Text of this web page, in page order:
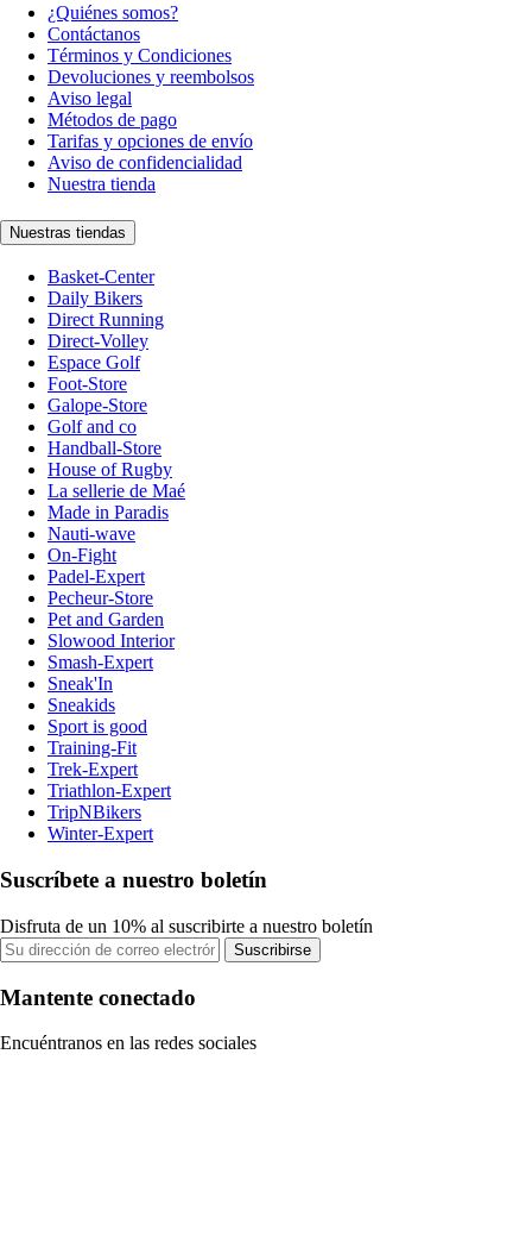
¿Quiénes somos?
Contáctanos
Términos y Condiciones
Devoluciones y reembolsos
Aviso legal
Métodos de pago
Tarifas y opciones de envío
Aviso de confidencialidad
Nuestra tienda
Nuestras tiendas
Basket-Center
Daily Bikers
Direct Running
Direct-Volley
Espace Golf
Foot-Store
Galope-Store
Golf and co
Handball-Store
House of Rugby
La sellerie de Maé
Made in Paradis
Nauti-wave
On-Fight
Padel-Expert
Pecheur-Store
Pet and Garden
Slowood Interior
Smash-Expert
Sneak'In
Sneakids
Sport is good
Training-Fit
Trek-Expert
Triathlon-Expert
TripNBikers
Winter-Expert
Suscríbete a nuestro boletín
Disfruta de un 10% al suscribirte a nuestro boletín
Suscribirse
Mantente conectado
Encuéntranos en las redes sociales